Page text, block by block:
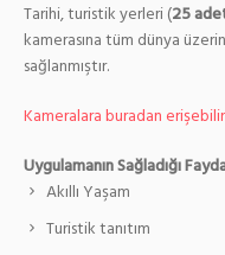
Tarihi, turistik yerleri (25
kamerasına tüm dünya
sağlanmıştır.
Kameralara buradan
Uygulamanın Sağladığı
Akıllı Yaşam
Turistik tanıtım